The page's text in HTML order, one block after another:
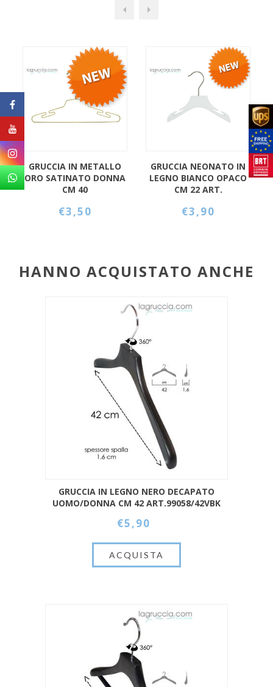
GRUCCIA NEONATO IN
LEGNO BIANCO OPACO
CM 22 ART.
€3,90
GRUCCIA CON CLIPS
BABY IN LEGNO
OPACO CM 28 ART.
€4,90
HANNO ACQUISTATO ANCHE
GRUCCIA IN LEGNO NERO DECAPATO
UOMO/DONNA CM 42 ART.99058/42VBK
€5,90